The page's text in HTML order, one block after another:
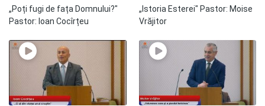
„Poți fugi de fața Domnului?"
Pastor: Ioan Cocîrțeu
„Istoria Esterei" Pastor: Moise
Vrăjitor